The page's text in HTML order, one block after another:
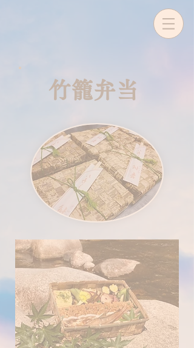
​竹籠弁当